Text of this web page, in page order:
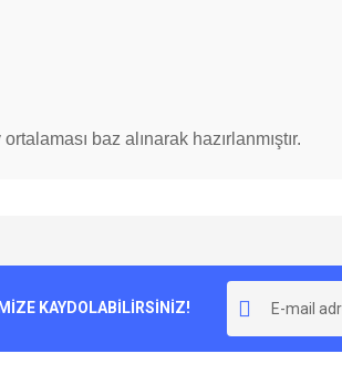
baz alınarak hazırlanmıştır.
KAYDOLABİLİRSİNİZ!